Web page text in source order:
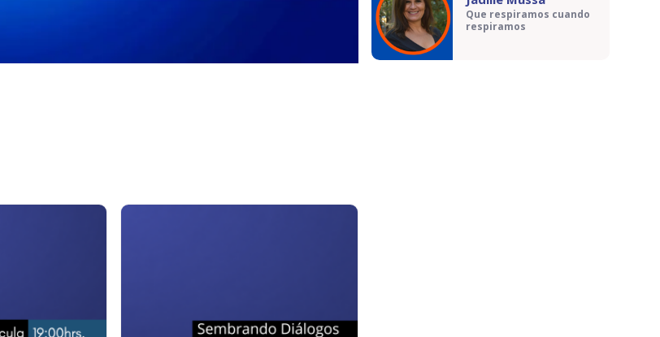
Que respiramos cuando
respiramos